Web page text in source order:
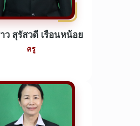
ว สุรัสวดี เรือนหน้อย
ครู